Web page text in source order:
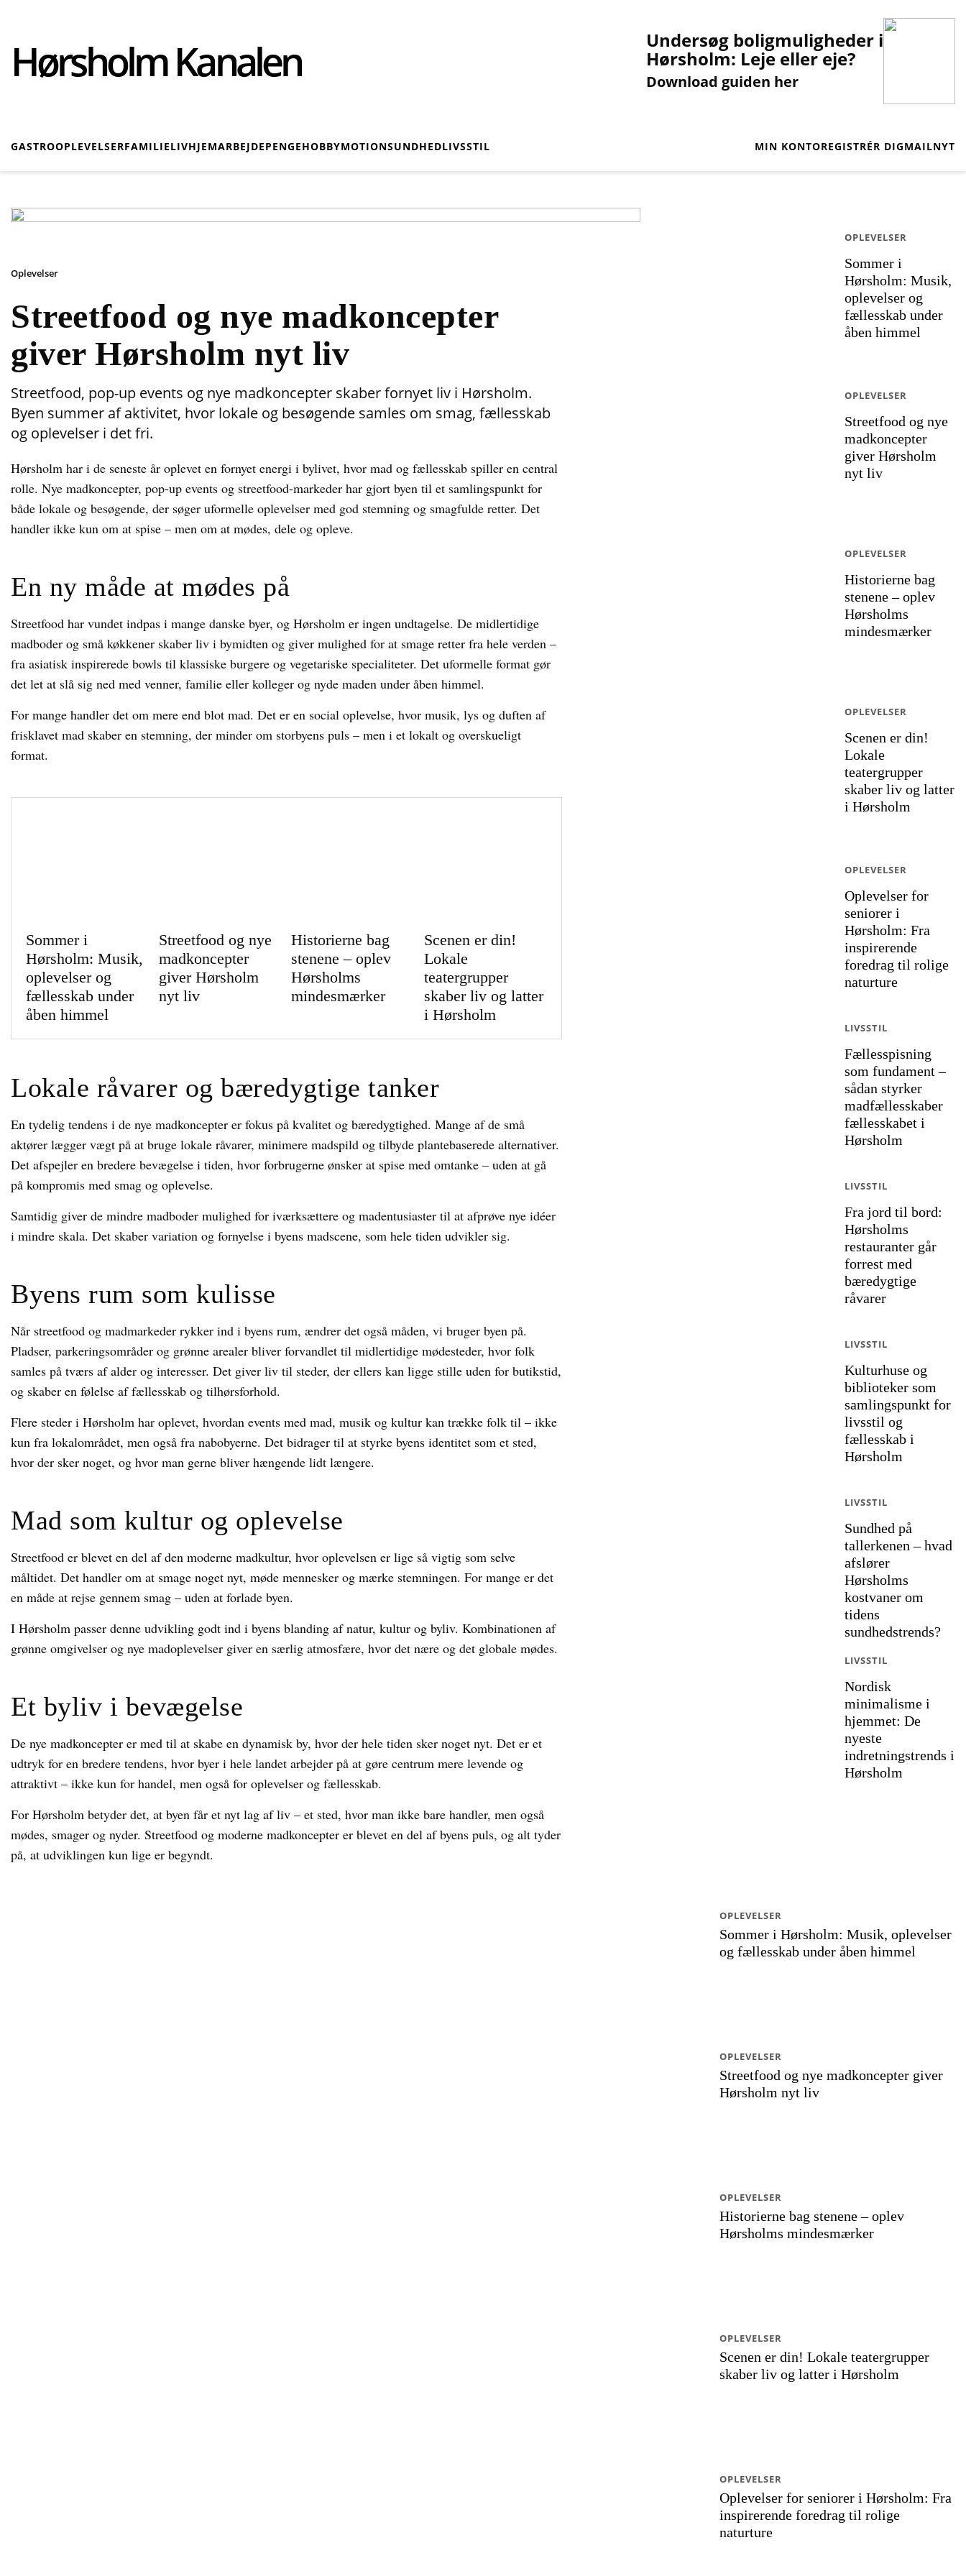
Hørsholm Kanalen Undersøg boligmuligheder i
Hørsholm: Leje eller eje?
Download guiden her
GASTROOPLEVELSERFAMILIELIVHJEMARBEJDEPENGEHOBBYMOTIONSUNDHEDLIVSSTIL MIN KONTOREGISTRÉR DIGMAILNYT
Streetfood og nye madkoncepter
giver Hørsholm nyt liv
Oplevelser
Streetfood, pop-up events og nye madkoncepter skaber fornyet liv i Hørsholm.
Byen summer af aktivitet, hvor lokale og besøgende samles om smag, fællesskab
og oplevelser i det fri.
Hørsholm har i de seneste år oplevet en fornyet energi i bylivet, hvor mad og fællesskab spiller en central
rolle. Nye madkoncepter, pop-up events og streetfood-markeder har gjort byen til et samlingspunkt for
både lokale og besøgende, der søger uformelle oplevelser med god stemning og smagfulde retter. Det
handler ikke kun om at spise – men om at mødes, dele og opleve.
En ny måde at mødes på
Streetfood har vundet indpas i mange danske byer, og Hørsholm er ingen undtagelse. De midlertidige
madboder og små køkkener skaber liv i bymidten og giver mulighed for at smage retter fra hele verden –
fra asiatisk inspirerede bowls til klassiske burgere og vegetariske specialiteter. Det uformelle format gør
det let at slå sig ned med venner, familie eller kolleger og nyde maden under åben himmel.
For mange handler det om mere end blot mad. Det er en social oplevelse, hvor musik, lys og duften af
frisklavet mad skaber en stemning, der minder om storbyens puls – men i et lokalt og overskueligt
format.
Sommer i
Hørsholm: Musik,
oplevelser og
fællesskab under
åben himmel
Streetfood og nye
madkoncepter
giver Hørsholm
nyt liv
Historierne bag
stenene – oplev
Hørsholms
mindesmærker
Scenen er din!
Lokale
teatergrupper
skaber liv og latter
i Hørsholm
Lokale råvarer og bæredygtige tanker
En tydelig tendens i de nye madkoncepter er fokus på kvalitet og bæredygtighed. Mange af de små
aktører lægger vægt på at bruge lokale råvarer, minimere madspild og tilbyde plantebaserede alternativer.
Det afspejler en bredere bevægelse i tiden, hvor forbrugerne ønsker at spise med omtanke – uden at gå
på kompromis med smag og oplevelse.
Samtidig giver de mindre madboder mulighed for iværksættere og madentusiaster til at afprøve nye idéer
i mindre skala. Det skaber variation og fornyelse i byens madscene, som hele tiden udvikler sig.
Byens rum som kulisse
Når streetfood og madmarkeder rykker ind i byens rum, ændrer det også måden, vi bruger byen på.
Pladser, parkeringsområder og grønne arealer bliver forvandlet til midlertidige mødesteder, hvor folk
samles på tværs af alder og interesser. Det giver liv til steder, der ellers kan ligge stille uden for butikstid,
og skaber en følelse af fællesskab og tilhørsforhold.
Flere steder i Hørsholm har oplevet, hvordan events med mad, musik og kultur kan trække folk til – ikke
kun fra lokalområdet, men også fra nabobyerne. Det bidrager til at styrke byens identitet som et sted,
hvor der sker noget, og hvor man gerne bliver hængende lidt længere.
Mad som kultur og oplevelse
Streetfood er blevet en del af den moderne madkultur, hvor oplevelsen er lige så vigtig som selve
måltidet. Det handler om at smage noget nyt, møde mennesker og mærke stemningen. For mange er det
en måde at rejse gennem smag – uden at forlade byen.
I Hørsholm passer denne udvikling godt ind i byens blanding af natur, kultur og byliv. Kombinationen af
grønne omgivelser og nye madoplevelser giver en særlig atmosfære, hvor det nære og det globale mødes.
Et byliv i bevægelse
De nye madkoncepter er med til at skabe en dynamisk by, hvor der hele tiden sker noget nyt. Det er et
udtryk for en bredere tendens, hvor byer i hele landet arbejder på at gøre centrum mere levende og
attraktivt – ikke kun for handel, men også for oplevelser og fællesskab.
For Hørsholm betyder det, at byen får et nyt lag af liv – et sted, hvor man ikke bare handler, men også
mødes, smager og nyder. Streetfood og moderne madkoncepter er blevet en del af byens puls, og alt tyder
på, at udviklingen kun lige er begyndt.
Sommer i
Hørsholm: Musik,
oplevelser og
fællesskab under
åben himmel
OPLEVELSER
Streetfood og nye
madkoncepter
giver Hørsholm
nyt liv
OPLEVELSER
Historierne bag
stenene – oplev
Hørsholms
mindesmærker
OPLEVELSER
Scenen er din!
Lokale
teatergrupper
skaber liv og latter
i Hørsholm
OPLEVELSER
Oplevelser for
seniorer i
Hørsholm: Fra
inspirerende
foredrag til rolige
naturture
OPLEVELSER
Fællesspisning
som fundament –
sådan styrker
madfællesskaber
fællesskabet i
Hørsholm
LIVSSTIL
Fra jord til bord:
Hørsholms
restauranter går
forrest med
bæredygtige
råvarer
LIVSSTIL
Kulturhuse og
biblioteker som
samlingspunkt for
livsstil og
fællesskab i
Hørsholm
LIVSSTIL
Sundhed på
tallerkenen – hvad
afslører
Hørsholms
kostvaner om
tidens
sundhedstrends?
LIVSSTIL
Nordisk
minimalisme i
hjemmet: De
nyeste
indretningstrends i
Hørsholm
LIVSSTIL
Sommer i Hørsholm: Musik, oplevelser
og fællesskab under åben himmel
OPLEVELSER
Streetfood og nye madkoncepter giver
Hørsholm nyt liv
OPLEVELSER
Historierne bag stenene – oplev
Hørsholms mindesmærker
OPLEVELSER
Scenen er din! Lokale teatergrupper
skaber liv og latter i Hørsholm
OPLEVELSER
Oplevelser for seniorer i Hørsholm: Fra
inspirerende foredrag til rolige
naturture
OPLEVELSER